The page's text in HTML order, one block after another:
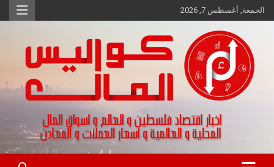
Skip
to
الجمعة, أغسطس 7, 2026
كواليس المال
اخبار اقتصاد فلسطين و العالم و تقارير اسواق المال و العملات